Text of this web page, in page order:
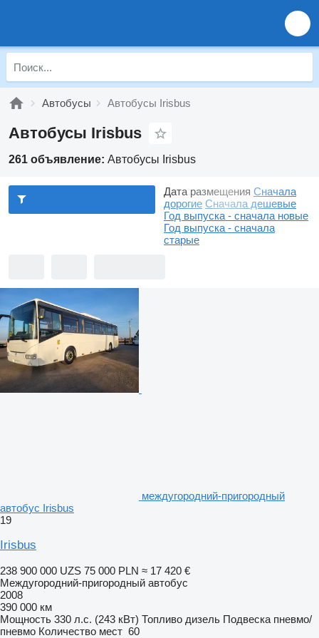
Автобусы Автобусы Irisbus
Автобусы Irisbus
261 объявление: Автобусы Irisbus
Дата размещения Сначала
дорогие Сначала дешевые
Год выпуска - сначала новые
Год выпуска - сначала
старые
междугородний-пригородный
автобус Irisbus
19
Irisbus
238 900 000 UZS 75 000 PLN ≈ 17 420 €
Междугородний-пригородный автобус
2008
390 000 км
Мощность 330 л.с. (243 кВт) Топливо дизель Подвеска пневмо/
пневмо Количество мест 60